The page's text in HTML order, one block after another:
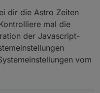
dir die Astro Zeiten
mal die
der Javascript-
vom